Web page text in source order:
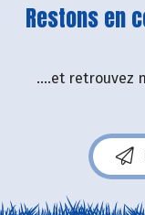
Restons en
....et retrouvez